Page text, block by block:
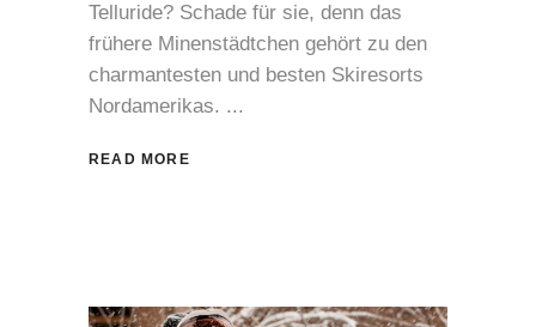
Telluride? Schade für sie, denn das
frühere Minenstädtchen gehört zu den
charmantesten und besten Skiresorts
Nordamerikas.
READ MORE